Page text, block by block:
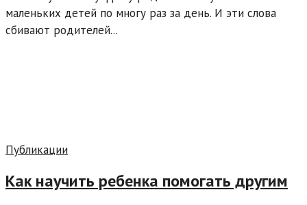
маленьких детей по многу раз за день. И эти слова
сбивают родителей...
Публикации
Как научить ребенка помогать другим